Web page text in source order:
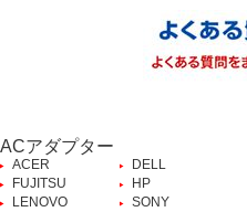
ACアダプター
ACER
DELL
FUJITSU
HP
LENOVO
SONY